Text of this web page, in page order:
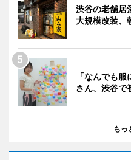
渋谷の老舗
大規模改装、
「なんでも
さん、渋谷で
もっ